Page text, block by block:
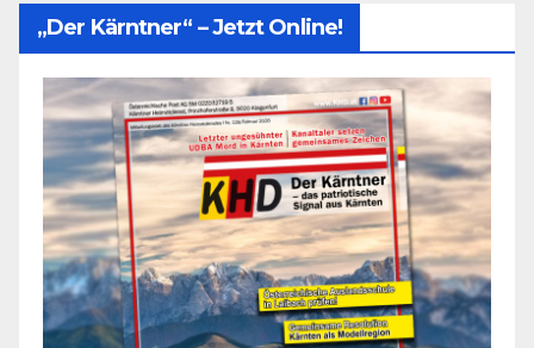
„Der Kärntner“ – Jetzt Online!